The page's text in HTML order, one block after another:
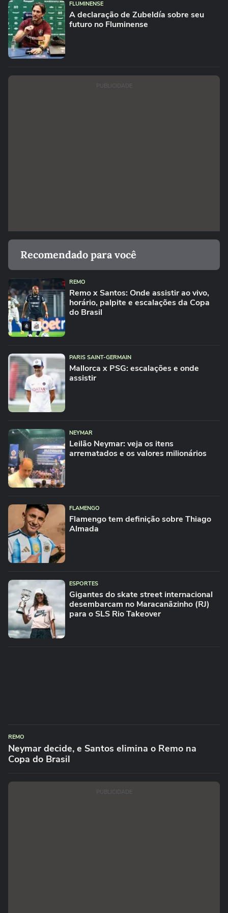
FLUMINENSE
A declaração de Zubeldía sobre seu
futuro no Fluminense
PUBLICIDADE
Recomendado para você
REMO
Remo x Santos: Onde assistir ao vivo,
horário, palpite e escalações da Copa
do Brasil
PARIS SAINT-GERMAIN
Mallorca x PSG: escalações e onde
assistir
NEYMAR
Leilão Neymar: veja os itens
arrematados e os valores milionários
FLAMENGO
Flamengo tem definição sobre Thiago
Almada
ESPORTES
Gigantes do skate street internacional
desembarcam no Maracanãzinho (RJ)
para o SLS Rio Takeover
REMO
Neymar decide, e Santos elimina o Remo na
Copa do Brasil
PUBLICIDADE